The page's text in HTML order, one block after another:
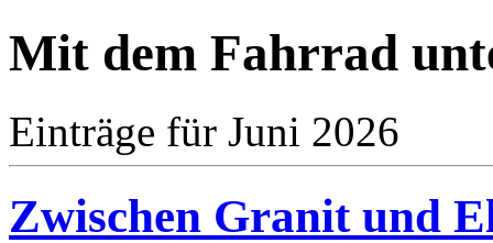
Mit dem Fahrrad
Einträge für Juni 2026
Zwischen Granit und